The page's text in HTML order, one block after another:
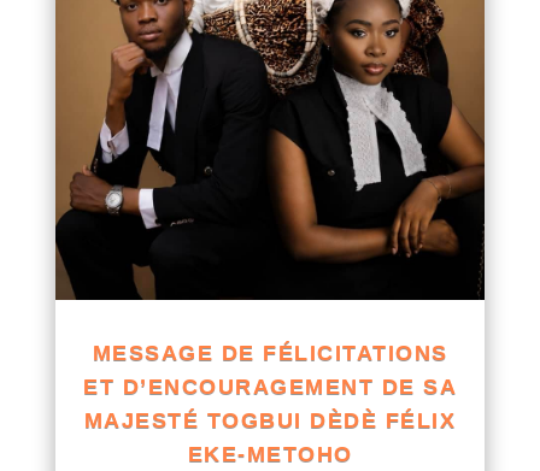
MESSAGE DE FÉLICITATIONS
ET D’ENCOURAGEMENT DE SA
MAJESTÉ TOGBUI DÈDÈ FÉLIX
EKE-METOHO